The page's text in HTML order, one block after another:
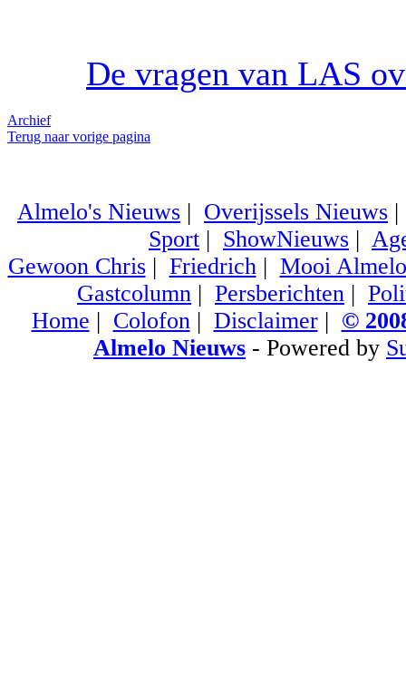
De vragen van LAS
Archief
Terug naar vorige pagina
Almelo's Nieuws | Overijssels Nieuws
Sport | ShowNieuws |
Gewoon Chris| Friedrich| Mooi Almelo
Gastcolumn | Persberichten |
Home | Colofon| Disclaimer| ©
Almelo Nieuws - Powered by